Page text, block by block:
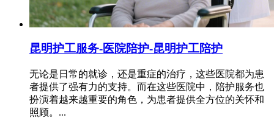
昆明护工服务-医院陪护-昆明护工陪护
无论是日常的就诊，还是重症的治疗，这些医院都为患
者提供了强有力的支持。而在这些医院中，陪护服务也
扮演着越来越重要的角色，为患者提供全方位的关怀和
照顾。...